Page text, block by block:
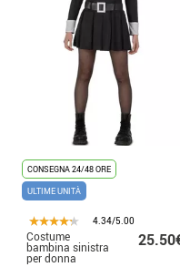
CONSEGNA 24/48 ORE
ULTIME UNITÀ
4.34/5.00
Costume
bambina sinistra
per donna